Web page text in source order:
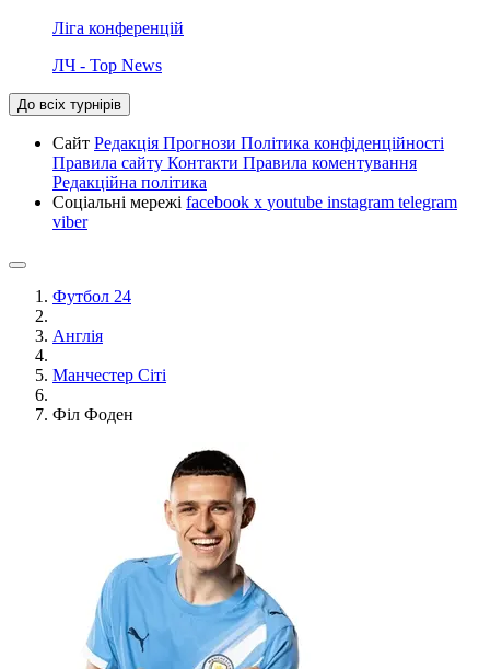
Ліга конференцій
ЛЧ - Top News
До всіх турнірів
Сайт Редакція Прогнози Політика конфіденційності
Правила сайту Контакти Правила коментування
Редакційна політика
Соціальні мережі facebook x youtube instagram telegram
viber
Футбол 24
Англія
Манчестер Сіті
Філ Фоден